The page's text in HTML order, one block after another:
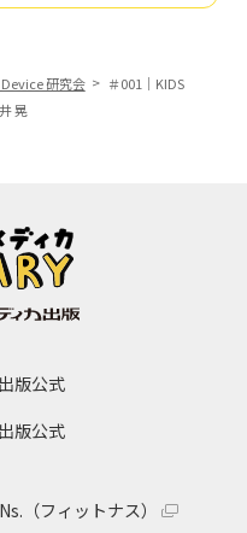
研究会
＃001｜KIDS
晃
版公式
版公式
（フィットナス）